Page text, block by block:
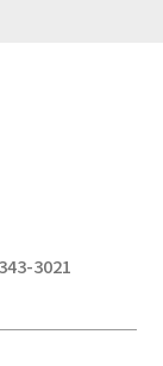
3021